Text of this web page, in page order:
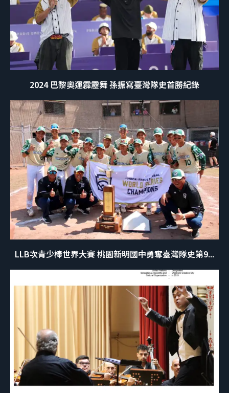
2024 巴黎奧運霹靂舞 孫振寫臺灣隊史首勝紀錄
LLB次青少棒世界大賽 桃園新明國中勇奪臺灣隊史第9...